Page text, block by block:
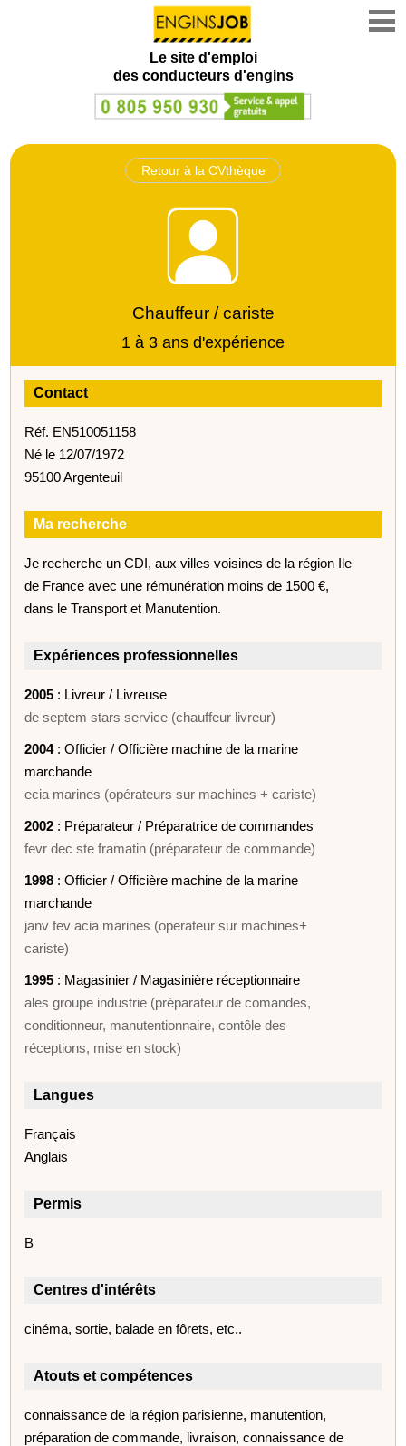
Le site d'emploi
des conducteurs d'engins
Retour à la CVthèque
Chauffeur / cariste
1 à 3 ans d'expérience
Contact
Réf. EN510051158
Né le 12/07/1972
95100 Argenteuil
Ma recherche
Je recherche un CDI, aux villes voisines de la région Ile
de France avec une rémunération moins de 1500 €,
dans le Transport et Manutention.
Expériences professionnelles
2005 : Livreur / Livreuse
de septem stars service (chauffeur livreur)
2004: Officier / Officière machine de la marine
marchande
ecia marines (opérateurs sur machines + cariste)
2002 : Préparateur / Préparatrice de commandes
fevr dec ste framatin (préparateur de commande)
1998 : Officier / Officière machine de la marine
marchande
janv fev acia marines (operateur sur machines+
cariste)
1995 : Magasinier / Magasinière réceptionnaire
ales groupe industrie (préparateur de comandes,
conditionneur, manutentionnaire, contôle des
réceptions, mise en stock)
Langues
Français
Anglais
Permis
B
Centres d'intérêts
cinéma, sortie, balade en fôrets, etc..
Atouts et compétences
connaissance de la région parisienne, manutention,
préparation de commande, livraison, connaissance de